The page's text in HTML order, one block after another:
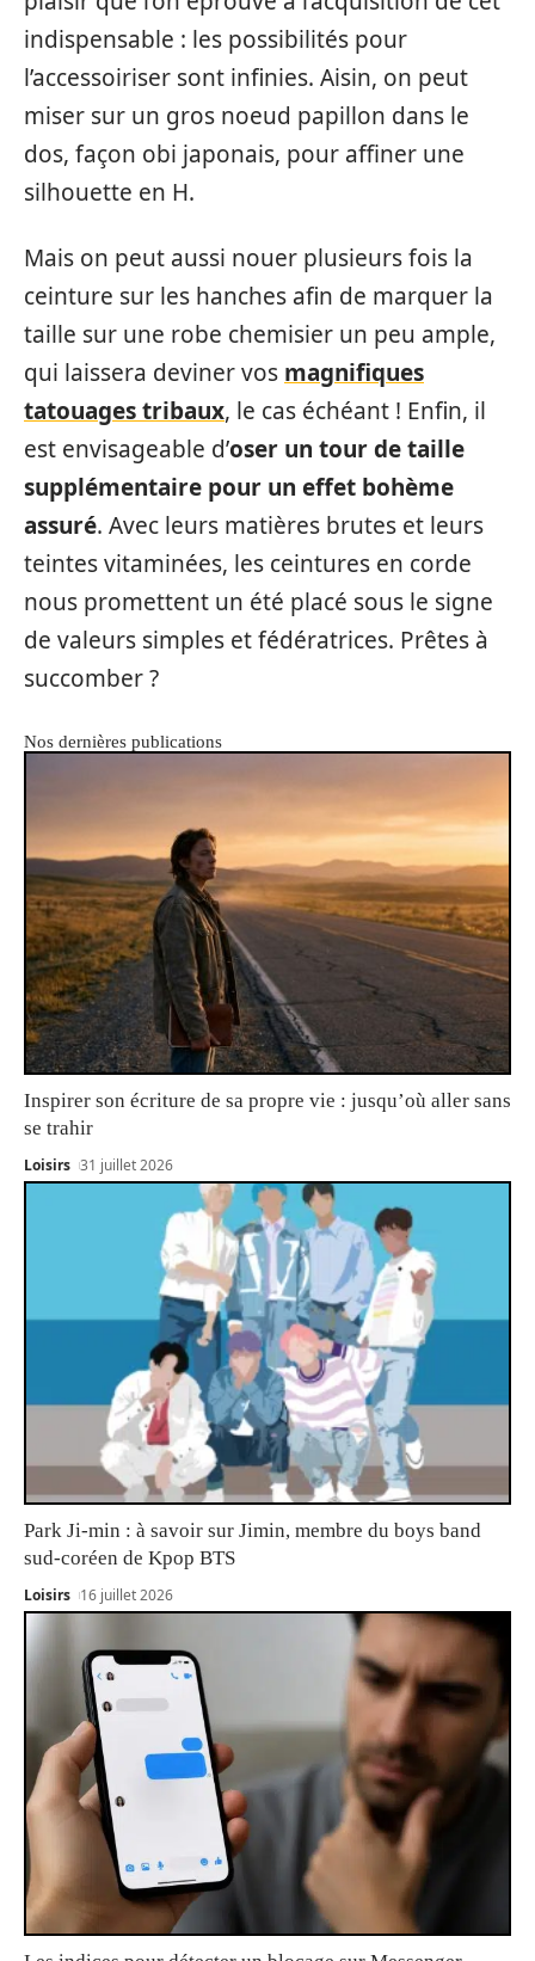
indispensable : les possibilités pour
l’accessoiriser sont infinies. Aisin, on peut
miser sur un gros noeud papillon dans le
dos, façon obi japonais, pour affiner une
silhouette en H.
Mais on peut aussi nouer plusieurs fois la
ceinture sur les hanches afin de marquer la
taille sur une robe chemisier un peu ample,
qui laissera deviner vos magnifiques
tatouages tribaux, le cas échéant ! Enfin, il
est envisageable d’oser un tour de taille
supplémentaire pour un effet bohème
assuré. Avec leurs matières brutes et leurs
teintes vitaminées, les ceintures en corde
nous promettent un été placé sous le signe
de valeurs simples et fédératrices. Prêtes à
succomber ?
Nos dernières publications
Inspirer son écriture de sa propre vie : jusqu’où aller sans
se trahir
Loisirs 31 juillet 2026
Park Ji-min : à savoir sur Jimin, membre du boys band
sud-coréen de Kpop BTS
Loisirs 16 juillet 2026